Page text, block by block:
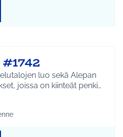
luo sekä Alepan
joissa on kiinteät penki…
Riihikallio
teeman mukaan: Infra ja liikenne